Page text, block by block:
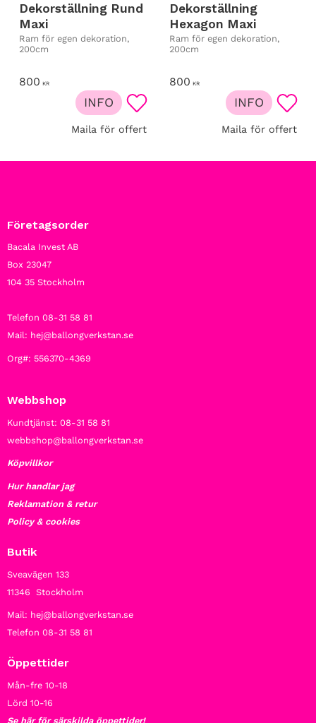
Dekorställning Rund
Maxi
Ram för egen dekoration,
200cm
800 KR
Lägg till i favoriter
Maila för offert
INFO
Dekorställning
Hexagon Maxi
Ram för egen dekoration,
200cm
800 KR
Maila för offert
INFO
Företagsorder
Bacala Invest AB
Box 23047
104 35 Stockholm
Telefon 08-31 58 81
Mail: hej@ballongverkstan.se
Org#: 556370-4369
Webbshop
Kundtjänst: 08-31 58 81
webbshop@ballongverkstan.se
Köpvillkor
Hur handlar jag
Reklamation & retur
Policy & cookies
Butik
Sveavägen 133
11346 Stockholm
Mail: hej@ballongverkstan.se
Telefon 08-31 58 81
Öppettider
Mån-fre 10-18
Lörd 10-16
Se här för särskilda öppettider!